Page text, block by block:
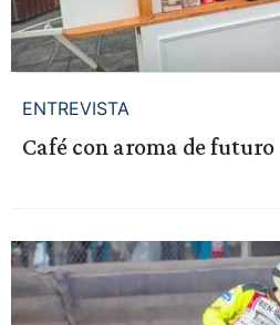
ENTREVISTA
Café con aroma de futuro